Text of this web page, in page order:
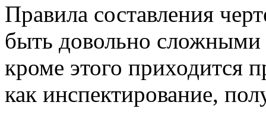
Правила составления
быть довольно сложными
кроме этого приходится
как инспектирование,